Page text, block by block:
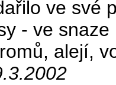
ve své
- ve
alejí,